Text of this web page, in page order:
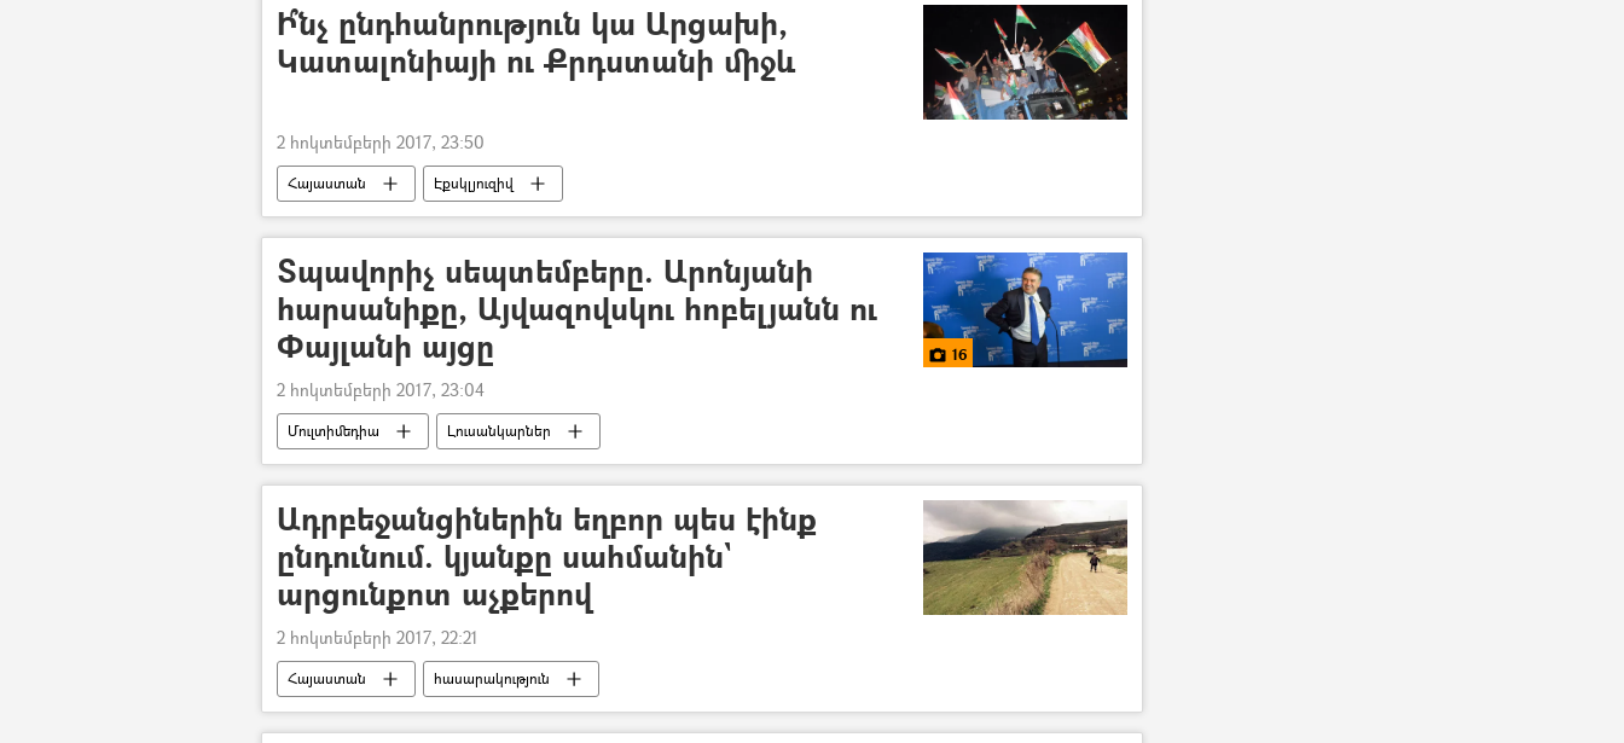
Ի՞նչ ընդհանրություն կա Արցախի,
Կատալոնիայի ու Քրդստանի միջև
2 հոկտեմբերի 2017, 23:50
Հայաստան Էքսկլյուզիվ
Տպավորիչ սեպտեմբերը. Արոնյանի
հարսանիքը, Այվազովսկու հոբելյանն ու
Փայլանի այցը
16
2 հոկտեմբերի 2017, 23:04
Մուլտիմեդիա Լուսանկարներ
Ադրբեջանցիներին եղբոր պես էինք
ընդունում. կյանքը սահմանին`
արցունքոտ աչքերով
2 հոկտեմբերի 2017, 22:21
Հայաստան հասարակություն